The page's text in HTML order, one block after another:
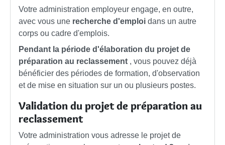
Votre administration employeur engage, en outre,
avec vous une recherche d'emploi dans un autre
corps ou cadre d'emplois.
Pendant la période d'élaboration du projet de
préparation au reclassement , vous pouvez déjà
bénéficier des périodes de formation, d'observation
et de mise en situation sur un ou plusieurs postes.
Validation du projet de préparation au
reclassement
Votre administration vous adresse le projet de